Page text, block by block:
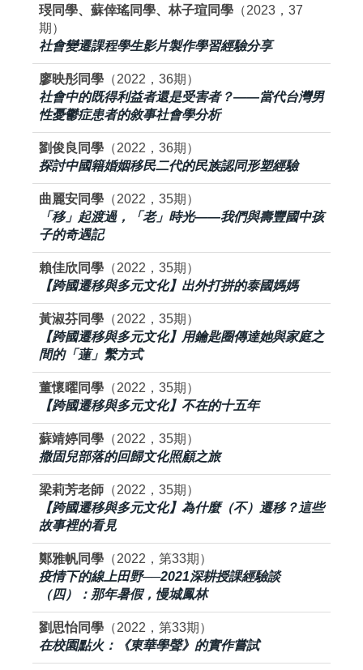
琝同學、蘇倖瑤同學、林子瑄同學 （2023，37
期）
社會變遷課程學生影片製作學習經驗分享
廖映彤同學 （2022，36期）
社會中的既得利益者還是受害者？——當代台灣男
性憂鬱症患者的敘事社會學分析
劉俊良同學 （2022，36期）
探討中國籍婚姻移民二代的民族認同形塑經驗
曲麗安同學 （2022，35期）
「移」起渡過，「老」時光——我們與壽豐國中孩
子的奇遇記
賴佳欣同學 （2022，35期）
【跨國遷移與多元文化】出外打拼的泰國媽媽
黃淑芬同學 （2022，35期）
【跨國遷移與多元文化】用鑰匙圈傳達她與家庭之
間的「蓮」繫方式
董懷曜同學 （2022，35期）
【跨國遷移與多元文化】不在的十五年
蘇靖婷同學 （2022，35期）
撒固兒部落的回歸文化照顧之旅
梁莉芳老師 （2022，35期）
【跨國遷移與多元文化】為什麼（不）遷移？這些
故事裡的看見
鄭雅帆同學 （2022，第33期）
疫情下的線上田野──2021深耕授課經驗談
（四）：那年暑假，慢城鳳林
劉思怡同學 （2022，第33期）
在校園點火：《東華學聲》的實作嘗試